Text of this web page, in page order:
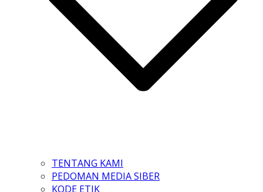
TENTANG KAMI
PEDOMAN MEDIA SIBER
KODE ETIK